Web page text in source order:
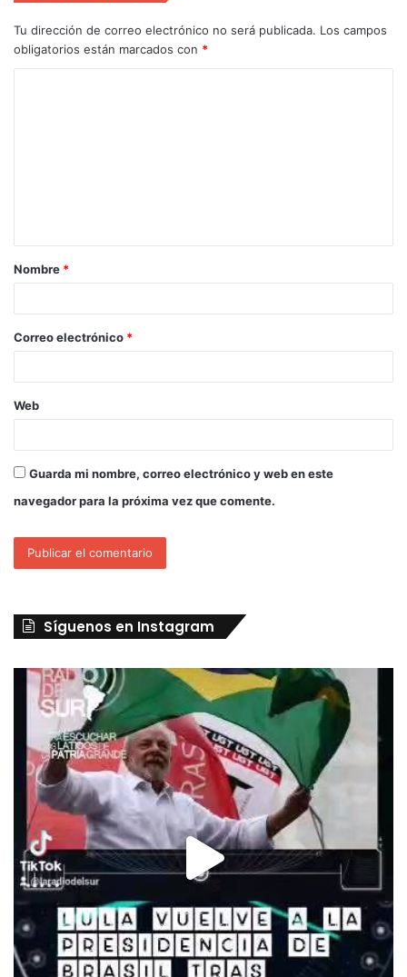
Tu dirección de correo electrónico no será publicada. Los campos
obligatorios están marcados con *
Nombre *
Correo electrónico *
Web
Guarda mi nombre, correo electrónico y web en este
navegador para la próxima vez que comente.
Síguenos en Instagram